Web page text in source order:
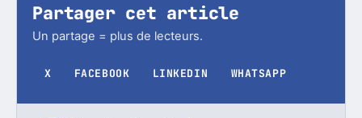
Partager cet article
Un partage = plus de lecteurs.
X FACEBOOK LINKEDIN WHATSAPP